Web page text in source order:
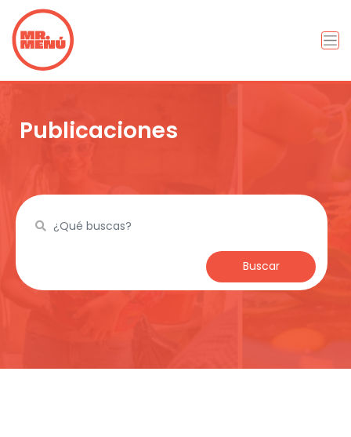
Publicaciones
Buscar